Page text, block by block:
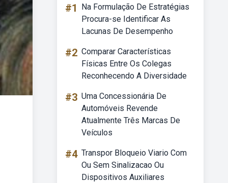
#1
Na Formulação De Estratégias
Procura-se Identificar As
Lacunas De Desempenho
#2 Comparar Características
Físicas Entre Os Colegas
Reconhecendo A Diversidade
#3 Uma Concessionária De
Automóveis Revende
Atualmente Três Marcas De
Veículos
#4 Transpor Bloqueio Viario Com
Ou Sem Sinalizacao Ou
Dispositivos Auxiliares